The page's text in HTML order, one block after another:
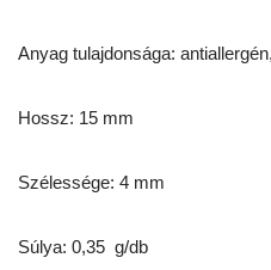
Anyag tulajdonsága:
Hossz: 15 mm
Szélessége: 4 mm
Súlya: 0,35 g/db